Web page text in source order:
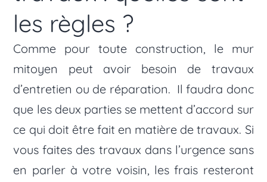
les règles ?
Comme pour toute construction, le mur
mitoyen peut avoir besoin de travaux
d’entretien ou de réparation. Il faudra donc
que les deux parties se mettent d’accord sur
ce qui doit être fait en matière de travaux. Si
vous faites des travaux dans l’urgence sans
en parler à votre voisin, les frais resteront